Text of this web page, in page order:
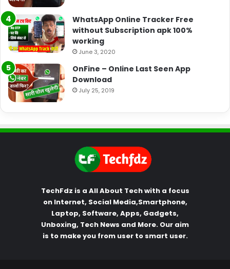
WhatsApp Online Tracker Free
without Subscription apk 100%
working
June 3, 2020
OnFine – Online Last Seen App
Download
July 25, 2019
TechFdz is a All About Tech with a focus
on Internet, Social Media,Smartphone,
Laptop, Software, Apps, Gadgets,
Unboxing, Tech News and More. Our aim
is to make you from user to smart user.